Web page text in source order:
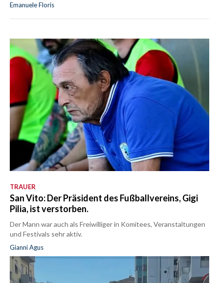
Emanuele Floris
TRAUER
San Vito: Der Präsident des Fußballvereins, Gigi
Pilia, ist verstorben.
Der Mann war auch als Freiwilliger in Komitees, Veranstaltungen
und Festivals sehr aktiv.
Gianni Agus